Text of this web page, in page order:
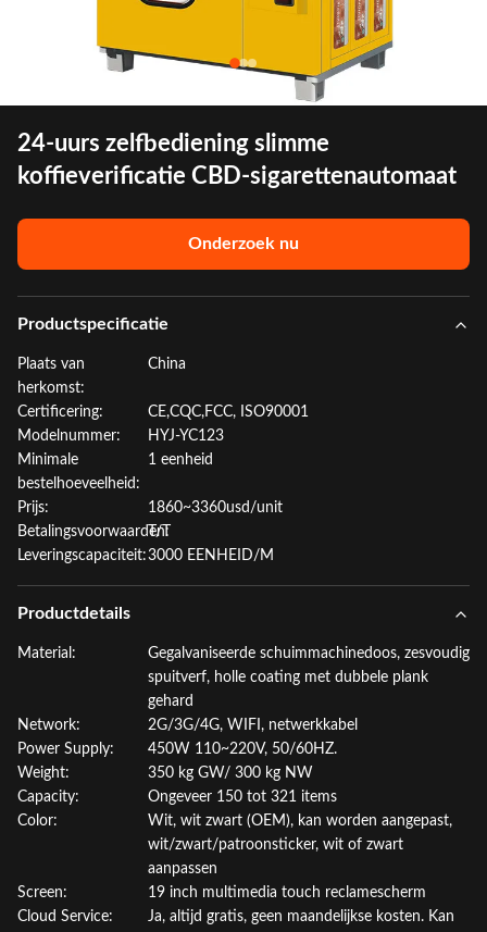
24-uurs zelfbediening slimme
koffieverificatie CBD-sigarettenautomaat
Onderzoek nu
Productspecificatie
Plaats van
herkomst:
China
Certificering:
CE,CQC,FCC, ISO90001
Modelnummer:
HYJ-YC123
Minimale
bestelhoeveelheid:
1 eenheid
Prijs:
1860~3360usd/unit
Betalingsvoorwaarden:
T/T
Leveringscapaciteit:3000 EENHEID/M
Productdetails
Material:
Gegalvaniseerde schuimmachinedoos, zesvoudig
spuitverf, holle coating met dubbele plank
gehard
Network:
2G/3G/4G, WIFI, netwerkkabel
Power Supply:
450W 110~220V, 50/60HZ.
Weight:
350 kg GW/ 300 kg NW
Capacity:
Ongeveer 150 tot 321 items
Color:
Wit, wit zwart (OEM), kan worden aangepast,
wit/zwart/patroonsticker, wit of zwart
aanpassen
Screen:
19 inch multimedia touch reclamescherm
Cloud Service:
Ja, altijd gratis, geen maandelijkse kosten. Kan